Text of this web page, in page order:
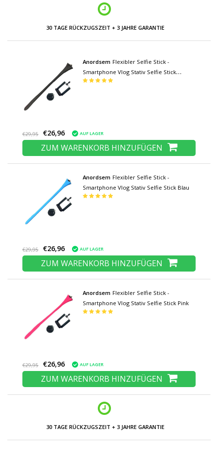
30 TAGE RÜCKZUGSZEIT + 3 JAHRE GARANTIE
Anordsem Flexibler Selfie Stick -
Smartphone Vlog Stativ Selfie Stick
Schwarz
€29,95 €26,96 AUF LAGER
ZUM WARENKORB HINZUFÜGEN
Anordsem Flexibler Selfie Stick -
Smartphone Vlog Stativ Selfie Stick Blau
€29,95 €26,96 AUF LAGER
ZUM WARENKORB HINZUFÜGEN
Anordsem Flexibler Selfie Stick -
Smartphone Vlog Stativ Selfie Stick Pink
€29,95 €26,96 AUF LAGER
ZUM WARENKORB HINZUFÜGEN
30 TAGE RÜCKZUGSZEIT + 3 JAHRE GARANTIE